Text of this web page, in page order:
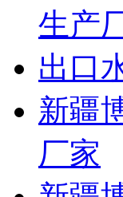
生产
出口
新疆
厂家